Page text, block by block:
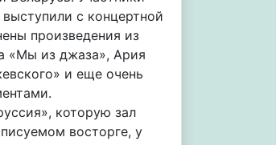
с концертной
произведения из
«Мы из джаза», Ария
и еще очень
которую зал
восторге, у